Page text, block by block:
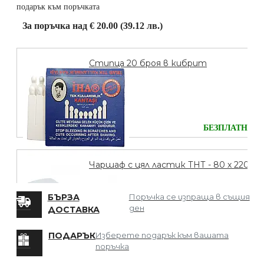
подарък към поръчката
За поръчка над € 20.00 (39.12 лв.)
Стипца 20 броя в кибрит
БЕЗПЛАТНО
Чаршаф с цял ластик ТНТ - 80 х 220
БЪРЗА
ДОСТАВКА
Поръчка се изпраща в същия
ден
ПОДАРЪКИзберете подарък към вашата
поръчка